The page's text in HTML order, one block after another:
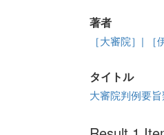
著者
［大審院］|
タイトル
大審院判例要